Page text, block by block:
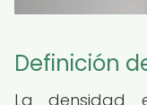
Definición
La densidad